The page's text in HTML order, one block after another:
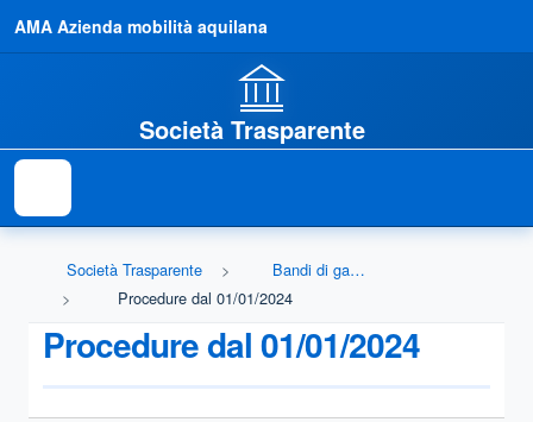
AMA Azienda mobilità aquilana
Società Trasparente
Società Trasparente
Bandi di gara e contratti
Procedure dal 01/01/2024
Procedure dal 01/01/2024